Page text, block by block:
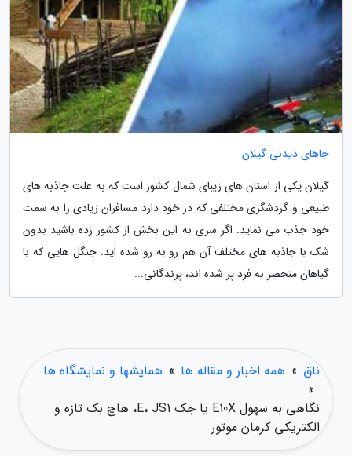
جاهای دیدنی گیلان
گیلان یکی از استان های زیبای شمال کشور است که به علت جاذبه های
طبیعی و گردشگری مختلفی که در خود دارد مسافران زیادی را به سمت
خود جذب می نماید. اگر سری به این بخش از کشور زده باشید بدون
شک با جاذبه های مختلف آن هم رو به رو شده اید. جنگل هایی که با
گیاهان منحصر به فرد پر شده اند، پرندگانی...
ناق » همه اخبار و مقاله ها » همایشها و نمایشگاه ها
»
نگاهی به سهول E10X یا جک E، JS1، هاچ بک تازه و
الکتریکی کرمان موتور